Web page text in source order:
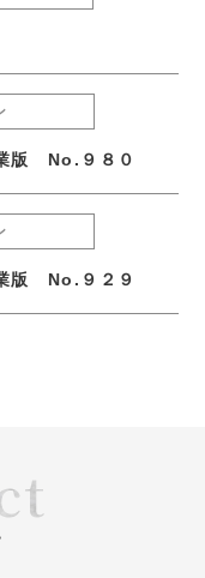
版 No.９８０
版 No.９２９